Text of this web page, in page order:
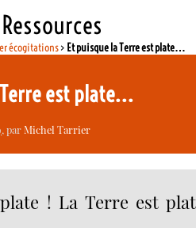
écogitations> Et puisque la Terre est plate…
est plate…
, parMichel Tarrier
! La Terre est